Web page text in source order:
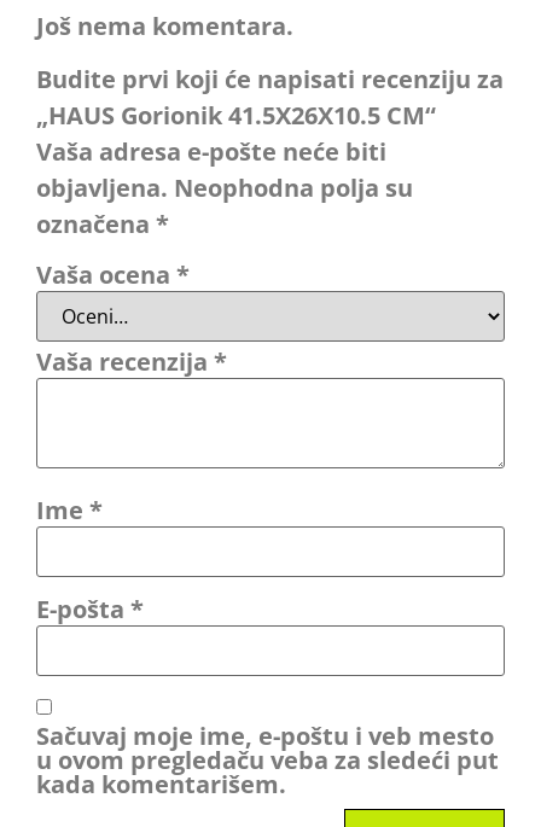
Još nema komentara.
Budite prvi koji će napisati recenziju za
„HAUS Gorionik 41.5X26X10.5 CM“
Vaša adresa e-pošte neće biti
objavljena. Neophodna polja su
označena *
Vaša ocena *
Vaša recenzija *
Ime *
E-pošta *
Sačuvaj moje ime, e-poštu i veb mesto
u ovom pregledaču veba za sledeći put
kada komentarišem.